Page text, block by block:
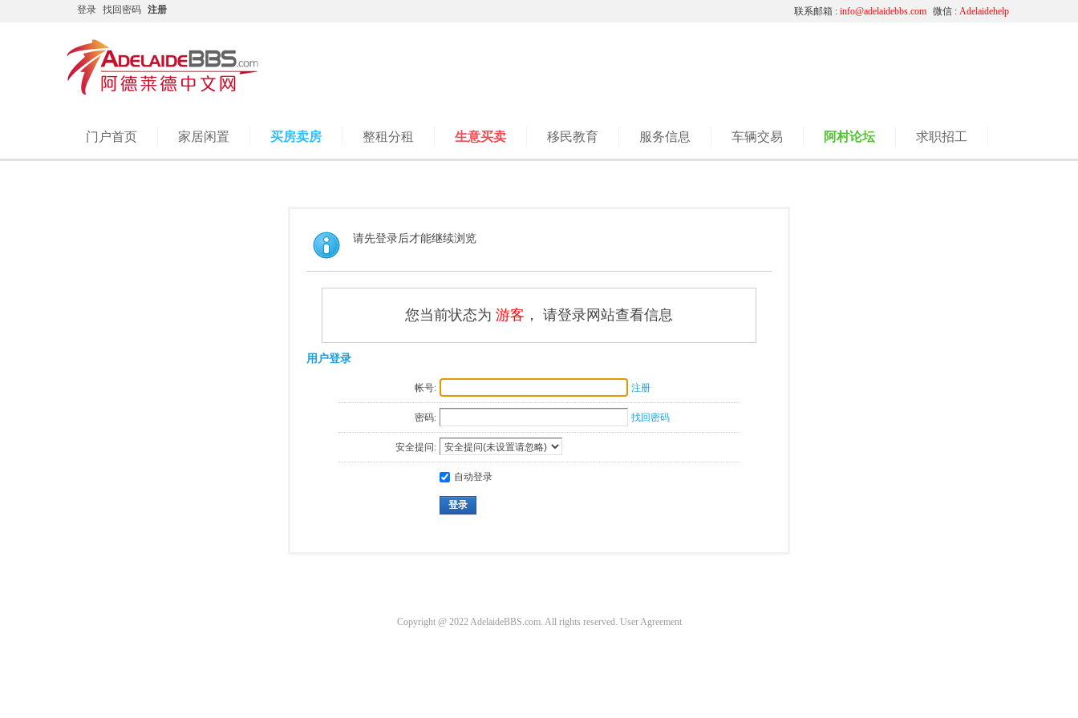
登录 找回密码 注册 微信 : Adelaidehelp
联系邮箱 : info@adelaidebbs.com
门户首页 家居闲置 买房卖房 整租分租 生意买卖 移民教育 服务信息 车辆交易 阿村论坛 求职招工
请先登录后才能继续浏览
您当前状态为 游客 ， 请登录网站查看信息
用户登录
帐号: 注册
密码: 找回密码
安全提问:
自动登录
登录
Copyright @ 2022 AdelaideBBS.com. All rights reserved. User Agreement